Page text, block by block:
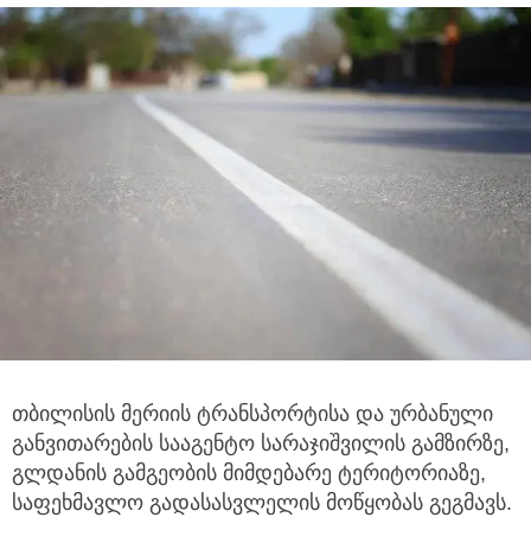
თბილისის მერიის ტრანსპორტისა და ურბანული
განვითარების სააგენტო სარაჯიშვილის გამზირზე,
გლდანის გამგეობის მიმდებარე ტერიტორიაზე,
საფეხმავლო გადასასვლელის მოწყობას გეგმავს.